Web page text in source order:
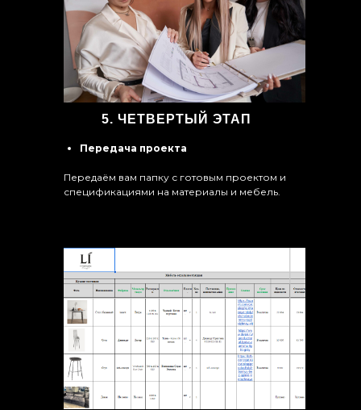
5. ЧЕТВЕРТЫЙ ЭТАП
Передача проекта
Передаём вам папку с готовым проектом и
спецификациями на материалы и мебель.